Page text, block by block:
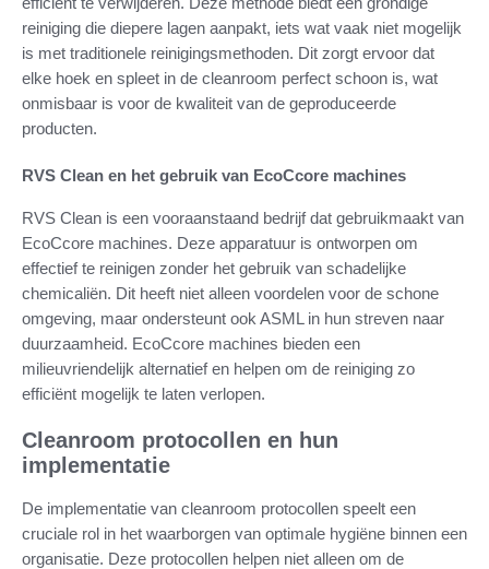
reiniging die diepere lagen aanpakt, iets wat vaak niet mogelijk
is met traditionele reinigingsmethoden. Dit zorgt ervoor dat
elke hoek en spleet in de cleanroom perfect schoon is, wat
onmisbaar is voor de kwaliteit van de geproduceerde
producten.
RVS Clean en het gebruik van EcoCcore machines
RVS Clean is een vooraanstaand bedrijf dat gebruikmaakt van
EcoCcore machines. Deze apparatuur is ontworpen om
effectief te reinigen zonder het gebruik van schadelijke
chemicaliën. Dit heeft niet alleen voordelen voor de schone
omgeving, maar ondersteunt ook ASML in hun streven naar
duurzaamheid. EcoCcore machines bieden een
milieuvriendelijk alternatief en helpen om de reiniging zo
efficiënt mogelijk te laten verlopen.
Cleanroom protocollen en hun
implementatie
De implementatie van cleanroom protocollen speelt een
cruciale rol in het waarborgen van optimale hygiëne binnen een
organisatie. Deze protocollen helpen niet alleen om de